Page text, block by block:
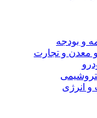
و بودجه
معدن و تجارت
و انرژی